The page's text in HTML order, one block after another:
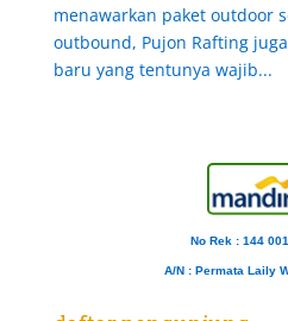
menawarkan paket outdoor
outbound, Pujon Rafting
baru yang tentunya wajib...
No Rek : 144
A/N : Permata Laily